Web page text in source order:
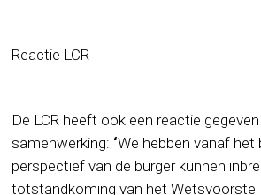
Reactie LCR
De LCR heeft ook een reactie
samenwerking: ‘We hebben vanaf het
perspectief van de burger kunnen
totstandkoming van het Wetsvoorstel